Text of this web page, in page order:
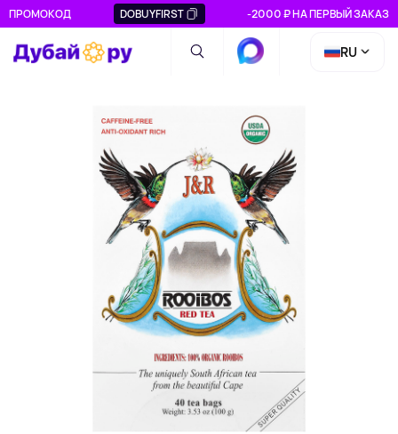
ПРОМОКОД DOBUYFIRST -2000 ₽ НА ПЕРВЫЙ ЗАКАЗ
RU